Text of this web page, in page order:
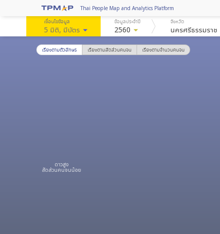
Thai People Map and Analytics Platform
เงื่อนไขข้อมูล
5 มิติ, มีบัตรarrow_drop_down
ข้อมูลประจำปี
2560 arrow_drop_down
จังหวัด
นครศรีธรรมราช
เรียงตามตัวอักษร เรียงตามสัดส่วนคนจน เรียงตามจำนวนคนจน
ดาวสูง
สัดส่วนคนจนน้อย